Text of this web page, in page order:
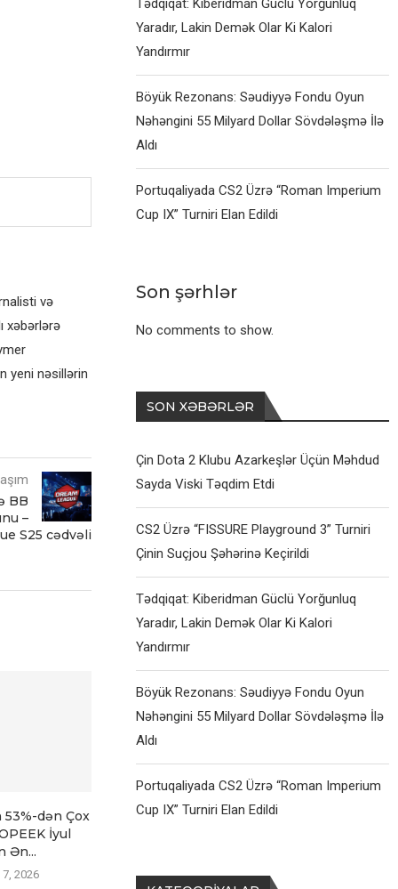
və
xəbərlərə
yeni nəsillərin
BB
–
S25 cədvəli
dən Çox
İyul
Ən...
2026
HLTV CS2-nin Gənc
Avqust 6, 2026
Tədqiqat: Kiberidman Güclü Yorğunluq
Yaradır, Lakin Demək Olar Ki Kalori
Yandırmır
Böyük Rezonans: Səudiyyə Fondu Oyun
Nəhəngini 55 Milyard Dollar Sövdələşmə İlə
Aldı
Portuqaliyada CS2 Üzrə “Roman Imperium
Cup IX” Turniri Elan Edildi
Son şərhlər
No comments to show.
SON XƏBƏRLƏR
Çin Dota 2 Klubu Azarkeşlər Üçün Məhdud
Sayda Viski Təqdim Etdi
CS2 Üzrə “FISSURE Playground 3” Turniri
Çinin Suçjou Şəhərinə Keçirildi
Tədqiqat: Kiberidman Güclü Yorğunluq
Yaradır, Lakin Demək Olar Ki Kalori
Yandırmır
Böyük Rezonans: Səudiyyə Fondu Oyun
Nəhəngini 55 Milyard Dollar Sövdələşmə İlə
Aldı
Portuqaliyada CS2 Üzrə “Roman Imperium
Cup IX” Turniri Elan Edildi